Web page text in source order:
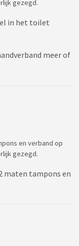
gezegd.
in het toilet
meer of
en verband op
gezegd.
maten tampons en